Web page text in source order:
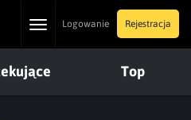
ToggleLogowanie Rejestracja
Top